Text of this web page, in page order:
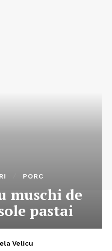
PORC
muschi de
pastai
Velicu